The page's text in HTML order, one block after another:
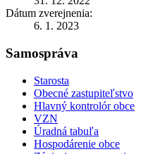
Dátum zverejnenia:
6. 1. 2023
Samospráva
Starosta
Obecné zastupiteľstvo
Hlavný kontrolór obce
VZN
Úradná tabuľa
Hospodárenie obce